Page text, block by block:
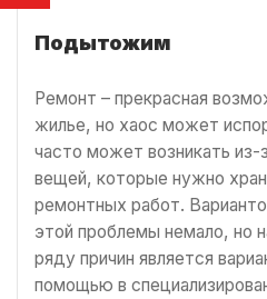
Подытожим
Ремонт – прекрасная
жилье, но хаос может
часто может возникать из-
вещей, которые нужно
ремонтных работ.
этой проблемы немало, но
ряду причин является
помощью в